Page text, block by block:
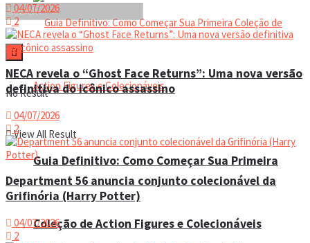
Guia Definitivo: Como Começar Sua Primeira
Coleção de Action Figures e Colecionáveis
No Result
View All Result
04/07/2026
2
NECA revela o “Ghost Face Returns”: Uma nova versão
definitiva do icônico assassino
04/07/2026
2
Department 56 anuncia conjunto colecionável da
Grifinória (Harry Potter)
04/07/2026
2